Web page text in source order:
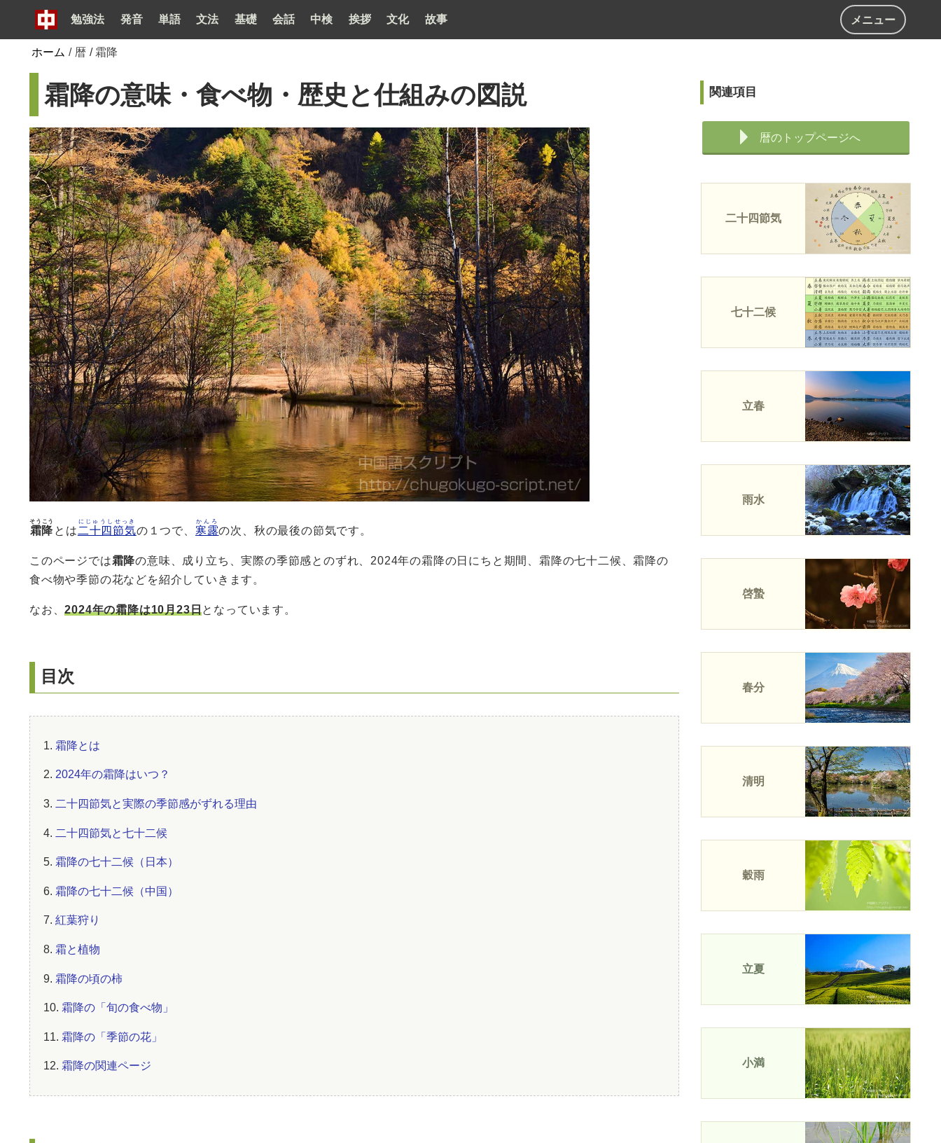
勉強法 発音 単語 文法 基礎 会話 中検 挨拶 文化 故事 メニュー
ホーム / 暦 / 霜降
霜降の意味・食べ物・歴史と仕組みの図説
霜降
そうこう
とは 二十四節気
にじゅうしせっき
の１つで、 寒露
かんろ
の次、秋の最後の節気です。
このページでは霜降の意味、成り立ち、実際の季節感とのずれ、2024年の霜降の日にちと期間、霜降の七十二候、霜降の
食べ物や季節の花などを紹介していきます。
なお、2024年の霜降は10月23日となっています。
目次
1. 霜降とは
2.2024年の霜降はいつ？
3. 二十四節気と実際の季節感がずれる理由
4. 二十四節気と七十二候
5. 霜降の七十二候（日本）
6. 霜降の七十二候（中国）
7.紅葉狩り
8. 霜と植物
9. 霜降の頃の柿
10. 霜降の「旬の食べ物」
11. 霜降の「季節の花」
12.霜降の関連ページ
関連項目
暦のトップページへ
二十四節気
七十二候
立春
雨水
啓蟄
春分
清明
穀雨
立夏
小満